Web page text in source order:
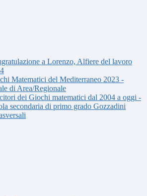
a Lorenzo, Alfiere del lavoro
Matematici del Mediterraneo 2023 -
di Area/Regionale
dei Giochi matematici dal 2004 a oggi -
secondaria di primo grado Gozzadini